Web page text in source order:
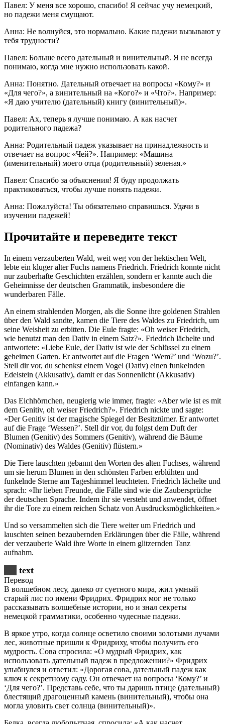
Павел: У меня все хорошо, спасибо! Я сейчас учу немецкий,
но падежи меня смущают.
Анна: Не волнуйся, это нормально. Какие падежи вызывают у
тебя трудности?
Павел: Больше всего дательный и винительный. Я не всегда
понимаю, когда мне нужно использовать какой.
Анна: Понятно. Дательный отвечает на вопросы «Кому?» и
«Для чего?», а винительный на «Кого?» и «Что?». Например:
«Я даю учителю (дательный) книгу (винительный)».
Павел: Ах, теперь я лучше понимаю. А как насчет
родительного падежа?
Анна: Родительный падеж указывает на принадлежность и
отвечает на вопрос «Чей?». Например: «Машина
(именительный) моего отца (родительный) зеленая.»
Павел: Спасибо за объяснения! Я буду продолжать
практиковаться, чтобы лучше понять падежи.
Анна: Пожалуйста! Ты обязательно справишься. Удачи в
изучении падежей!
Прочитайте и переведите текст
In einem verzauberten Wald, weit weg von der hektischen Welt,
lebte ein kluger alter Fuchs namens Friedrich. Friedrich konnte nicht
nur zauberhafte Geschichten erzählen, sondern er kannte auch die
Geheimnisse der deutschen Grammatik, insbesondere die
wunderbaren Fälle.
An einem strahlenden Morgen, als die Sonne ihre goldenen Strahlen
über den Wald sandte, kamen die Tiere des Waldes zu Friedrich, um
seine Weisheit zu erbitten. Die Eule fragte: «Oh weiser Friedrich,
wie benutzt man den Dativ in einem Satz?». Friedrich lächelte und
antwortete: «Liebe Eule, der Dativ ist wie der Schlüssel zu einem
geheimen Garten. Er antwortet auf die Fragen ‘Wem?’ und ‘Wozu?’.
Stell dir vor, du schenkst einem Vogel (Dativ) einen funkelnden
Edelstein (Akkusativ), damit er das Sonnenlicht (Akkusativ)
einfangen kann.»
Das Eichhörnchen, neugierig wie immer, fragte: «Aber wie ist es mit
dem Genitiv, oh weiser Friedrich?». Friedrich nickte und sagte:
«Der Genitiv ist der magische Spiegel der Besitztümer. Er antwortet
auf die Frage ‘Wessen?’. Stell dir vor, du folgst dem Duft der
Blumen (Genitiv) des Sommers (Genitiv), während die Bäume
(Nominativ) des Waldes (Genitiv) flüstern.»
Die Tiere lauschten gebannt den Worten des alten Fuchses, während
um sie herum Blumen in den schönsten Farben erblühten und
funkelnde Sterne am Tageshimmel leuchteten. Friedrich lächelte und
sprach: «Ihr lieben Freunde, die Fälle sind wie die Zaubersprüche
der deutschen Sprache. Indem ihr sie versteht und anwendet, öffnet
ihr die Tore zu einem reichen Schatz von Ausdrucksmöglichkeiten.»
Und so versammelten sich die Tiere weiter um Friedrich und
lauschten seinen bezaubernden Erklärungen über die Fälle, während
der verzauberte Wald ihre Worte in einem glitzernden Tanz
aufnahm.
text
Перевод
В волшебном лесу, далеко от суетного мира, жил умный
старый лис по имени Фридрих. Фридрих мог не только
рассказывать волшебные истории, но и знал секреты
немецкой грамматики, особенно чудесные падежи.
В яркое утро, когда солнце осветило своими золотыми лучами
лес, животные пришли к Фридриху, чтобы получить его
мудрость. Сова спросила: «О мудрый Фридрих, как
использовать дательный падеж в предложении?» Фридрих
улыбнулся и ответил: «Дорогая сова, дательный падеж как
ключ к секретному саду. Он отвечает на вопросы ‘Кому?’ и
‘Для чего?’. Представь себе, что ты даришь птице (дательный)
блестящий драгоценный камень (винительный), чтобы она
могла уловить свет солнца (винительный)».